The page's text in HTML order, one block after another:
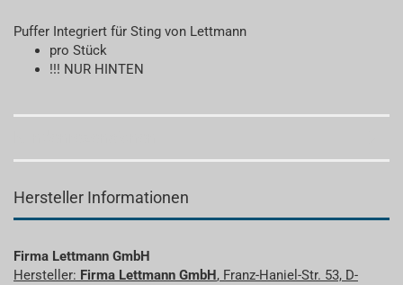
Puffer Integriert für Sting von Lettmann
pro Stück
!!! NUR HINTEN
Hersteller Informationen
Firma Lettmann GmbH
Hersteller: Firma Lettmann GmbH, Franz-Haniel-Str. 53, D-